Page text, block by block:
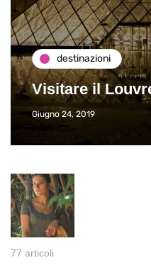
destinazioni
Visitare il
Giugno 24, 2019
77 articoli